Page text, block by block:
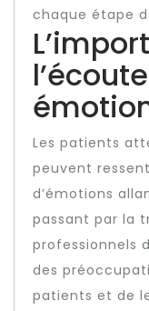
chaque étape
Les patients
peuvent
d’émotions
passant par la
professionnels
des
patients et de